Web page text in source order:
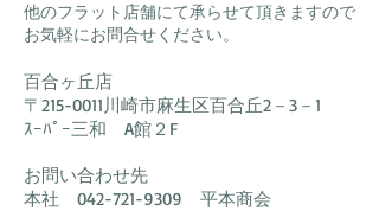
他のフラット店舗にて承らせて頂きますので
​お気軽にお問合せください。
百合ヶ丘店
〒215-0011川崎市麻生区百合丘2－3－1
ｽｰﾊﾟｰ三和 A館２F
お問い合わせ先
​本社 042-721-9309 平本商会​